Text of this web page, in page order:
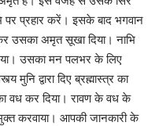
प्रहार करें। इसके बाद भगवान
उसका अमृत सूखा दिया। नाभि
उसका मन पलभर के लिए
मुनि द्वारा दिए ब्रह्मास्त्र का
वध कर दिया। रावण के वध के
करवाया। आपकी जानकारी के